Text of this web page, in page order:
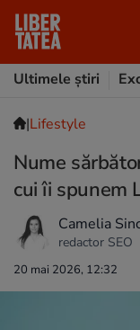
Ultimele știri
|Lifestyle
Nume
cui îi spunem
Camelia
redactor SEO
20 mai 2026, 12:32